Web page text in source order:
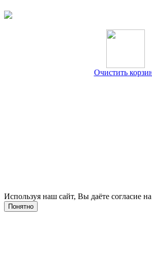
Очистить
Используя наш сайт, Вы даёте согласие
Понятно